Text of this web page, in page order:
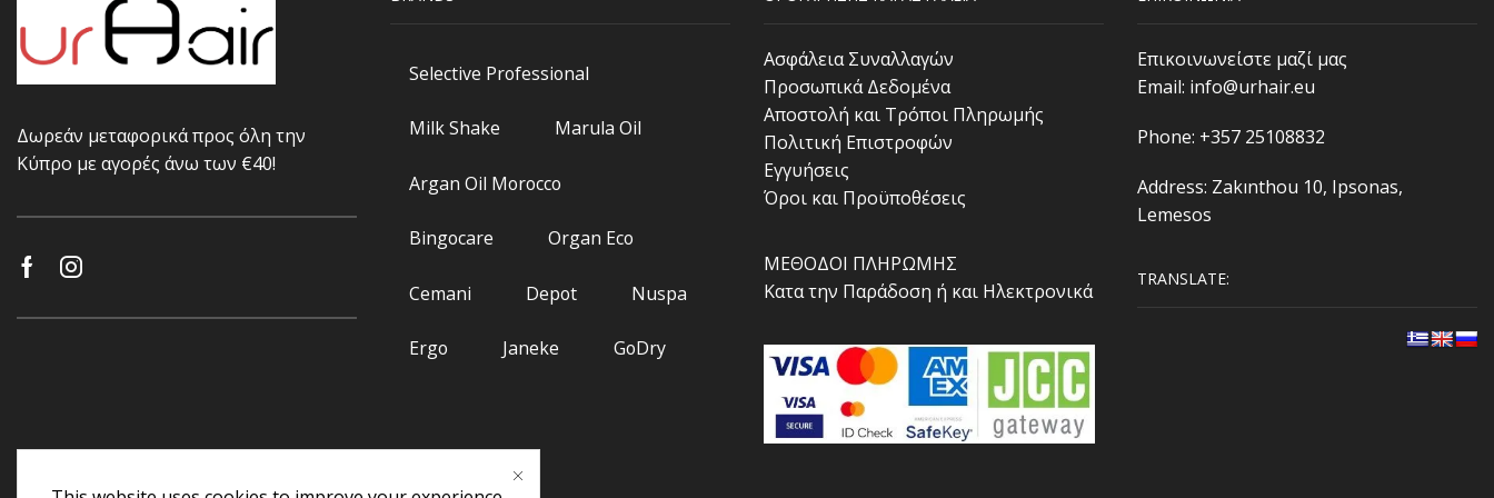
Δωρεάν μεταφορικά προς όλη την
Κύπρο με αγορές άνω των €40!
Selective Professional
Milk Shake Marula Oil
Argan Oil Morocco
Bingocare Organ Eco
Cemani Depot Nuspa
Ergo Janeke GoDry
Ασφάλεια Συναλλαγών
Προσωπικά Δεδομένα
Αποστολή και Τρόποι Πληρωμής
Πολιτική Επιστροφών
Εγγυήσεις
Όροι και Προϋποθέσεις
ΜΕΘΟΔΟΙ ΠΛΗΡΩΜΗΣ
Κατα την Παράδοση ή και Ηλεκτρονικά
Επικοινωνείστε μαζί μας
Email: info@urhair.eu
Phone: +357 25108832
Address: Zakınthou 10, Ipsonas,
Lemesos
TRANSLATE: